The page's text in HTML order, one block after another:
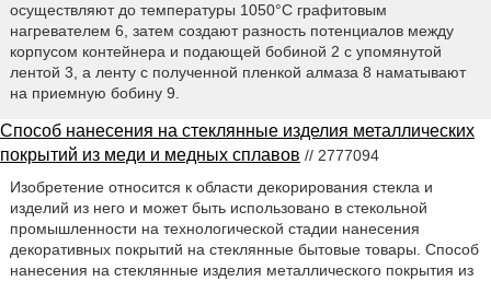
осуществляют до температуры 1050°С графитовым
нагревателем 6, затем создают разность потенциалов между
корпусом контейнера и подающей бобиной 2 с упомянутой
лентой 3, а ленту с полученной пленкой алмаза 8 наматывают
на приемную бобину 9.
Способ нанесения на стеклянные изделия металлических
покрытий из меди и медных сплавов // 2777094
Изобретение относится к области декорирования стекла и
изделий из него и может быть использовано в стекольной
промышленности на технологической стадии нанесения
декоративных покрытий на стеклянные бытовые товары. Способ
нанесения на стеклянные изделия металлического покрытия из